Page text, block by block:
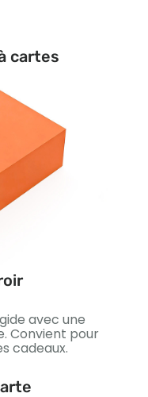
cartes
avec une
Convient pour
cadeaux.